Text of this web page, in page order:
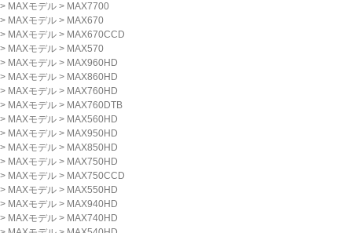
> MAXモデル > MAX7700
> MAXモデル > MAX670
> MAXモデル > MAX670CCD
> MAXモデル > MAX570
> MAXモデル > MAX960HD
> MAXモデル > MAX860HD
> MAXモデル > MAX760HD
> MAXモデル > MAX760DTB
> MAXモデル > MAX560HD
> MAXモデル > MAX950HD
> MAXモデル > MAX850HD
> MAXモデル > MAX750HD
> MAXモデル > MAX750CCD
> MAXモデル > MAX550HD
> MAXモデル > MAX940HD
> MAXモデル > MAX740HD